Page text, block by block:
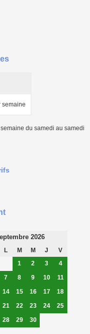
semaine
du samedi au samedi
2026
L M M J
V
1
2 3
4
7 8 9 10
11
14 15 16 17
18
21 22 23 24
25
28 29 30